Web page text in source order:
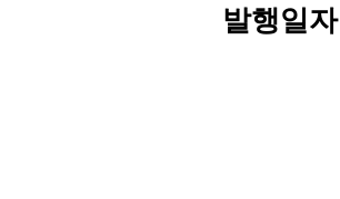
발행일자